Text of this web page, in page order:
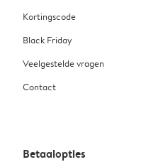
Kortingscode
Black Friday
Veelgestelde vragen
Contact
Betaalopties